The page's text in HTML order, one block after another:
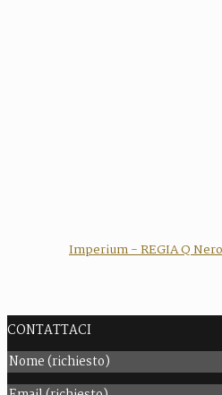
Imperium - REGIA Q
CONTATTACI